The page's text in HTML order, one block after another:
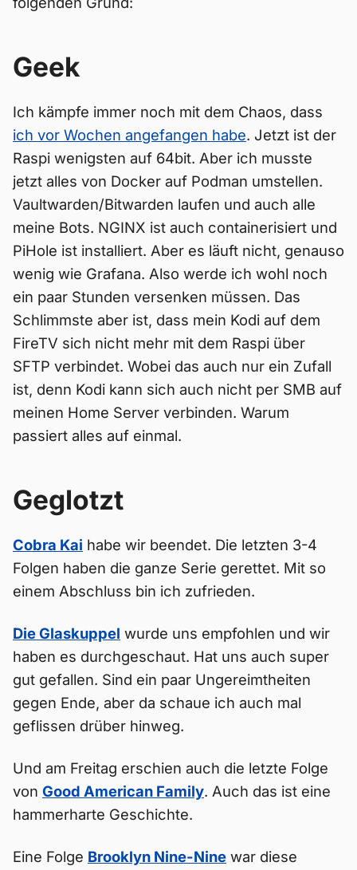
Geek
Ich kämpfe immer noch mit dem Chaos, dass
ich vor Wochen angefangen habe. Jetzt ist der
Raspi wenigsten auf 64bit. Aber ich musste
jetzt alles von Docker auf Podman umstellen.
Vaultwarden/Bitwarden laufen und auch alle
meine Bots. NGINX ist auch containerisiert und
PiHole ist installiert. Aber es läuft nicht, genauso
wenig wie Grafana. Also werde ich wohl noch
ein paar Stunden versenken müssen. Das
Schlimmste aber ist, dass mein Kodi auf dem
FireTV sich nicht mehr mit dem Raspi über
SFTP verbindet. Wobei das auch nur ein Zufall
ist, denn Kodi kann sich auch nicht per SMB auf
meinen Home Server verbinden. Warum
passiert alles auf einmal.
Geglotzt
Cobra Kai habe wir beendet. Die letzten 3-4
Folgen haben die ganze Serie gerettet. Mit so
einem Abschluss bin ich zufrieden.
Die Glaskuppel wurde uns empfohlen und wir
haben es durchgeschaut. Hat uns auch super
gut gefallen. Sind ein paar Ungereimtheiten
gegen Ende, aber da schaue ich auch mal
geflissen drüber hinweg.
Und am Freitag erschien auch die letzte Folge
von Good American Family. Auch das ist eine
hammerharte Geschichte.
Eine Folge Brooklyn Nine-Nine war diese